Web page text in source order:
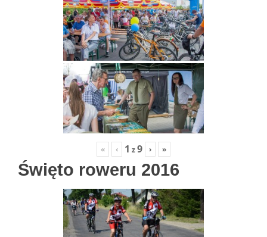
« ‹ 1 z9 › »
Święto roweru 2016